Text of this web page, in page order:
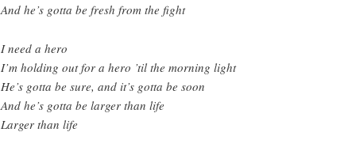
And he’s gotta be fresh from the fight
I need a hero
I’m holding out for a hero ’til the morning light
He’s gotta be sure, and it’s gotta be soon
And he’s gotta be larger than life
Larger than life